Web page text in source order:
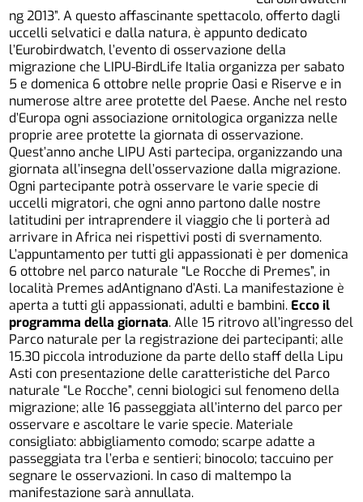
ng 2013”. A questo affascinante spettacolo, offerto dagli
uccelli selvatici e dalla natura, è appunto dedicato
l’Eurobirdwatch, l’evento di osservazione della
migrazione che LIPU-BirdLife Italia organizza per sabato
5 e domenica 6 ottobre nelle proprie Oasi e Riserve e in
numerose altre aree protette del Paese. Anche nel resto
d’Europa ogni associazione ornitologica organizza nelle
proprie aree protette la giornata di osservazione.
Quest’anno anche LIPU Asti partecipa, organizzando una
giornata all’insegna dell’osservazione dalla migrazione.
Ogni partecipante potrà osservare le varie specie di
uccelli migratori, che ogni anno partono dalle nostre
latitudini per intraprendere il viaggio che li porterà ad
arrivare in Africa nei rispettivi posti di svernamento.
L’appuntamento per tutti gli appassionati è per domenica
6 ottobre nel parco naturale “Le Rocche di Premes”, in
località Premes adAntignano d’Asti. La manifestazione è
aperta a tutti gli appassionati, adulti e bambini. Ecco il
programma della giornata. Alle 15 ritrovo all’ingresso del
Parco naturale per la registrazione dei partecipanti; alle
15.30 piccola introduzione da parte dello staff della Lipu
Asti con presentazione delle caratteristiche del Parco
naturale “Le Rocche”, cenni biologici sul fenomeno della
migrazione; alle 16 passeggiata all’interno del parco per
osservare e ascoltare le varie specie. Materiale
consigliato: abbigliamento comodo; scarpe adatte a
passeggiata tra l’erba e sentieri; binocolo; taccuino per
segnare le osservazioni. In caso di maltempo la
manifestazione sarà annullata.